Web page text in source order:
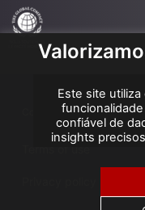
Copyright AGS @2026
Terms of use
Este site
confiável de
insights
experiência.
publicidade
pessoal é